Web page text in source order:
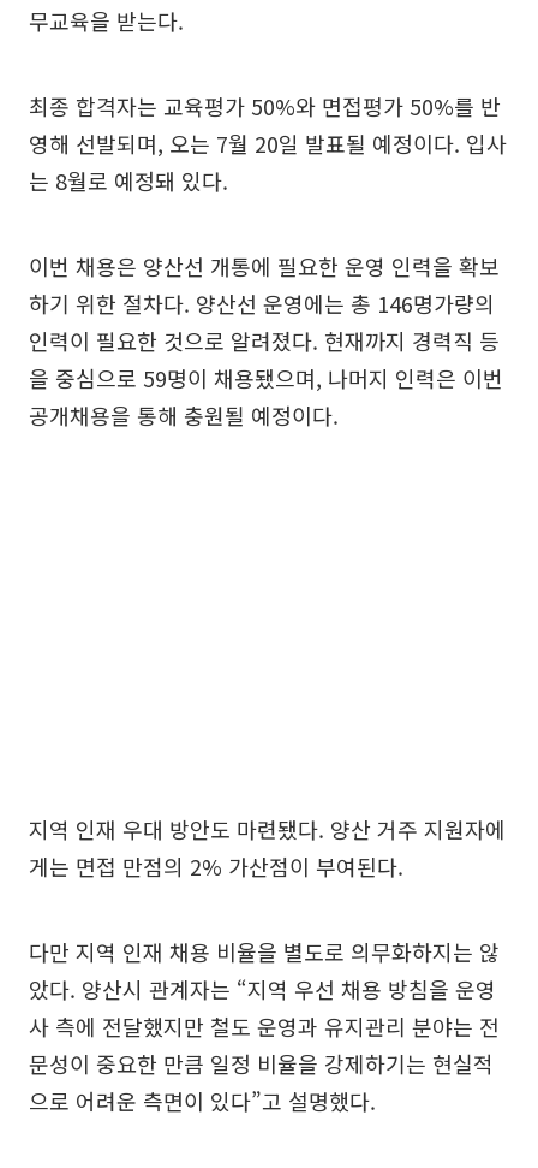
무교육을 받는다.
최종 합격자는 교육평가 50%와 면접평가 50%를 반
영해 선발되며, 오는 7월 20일 발표될 예정이다. 입사
는 8월로 예정돼 있다.
이번 채용은 양산선 개통에 필요한 운영 인력을 확보
하기 위한 절차다. 양산선 운영에는 총 146명가량의
인력이 필요한 것으로 알려졌다. 현재까지 경력직 등
을 중심으로 59명이 채용됐으며, 나머지 인력은 이번
공개채용을 통해 충원될 예정이다.
지역 인재 우대 방안도 마련됐다. 양산 거주 지원자에
게는 면접 만점의 2% 가산점이 부여된다.
다만 지역 인재 채용 비율을 별도로 의무화하지는 않
았다. 양산시 관계자는 “지역 우선 채용 방침을 운영
사 측에 전달했지만 철도 운영과 유지관리 분야는 전
문성이 중요한 만큼 일정 비율을 강제하기는 현실적
으로 어려운 측면이 있다”고 설명했다.